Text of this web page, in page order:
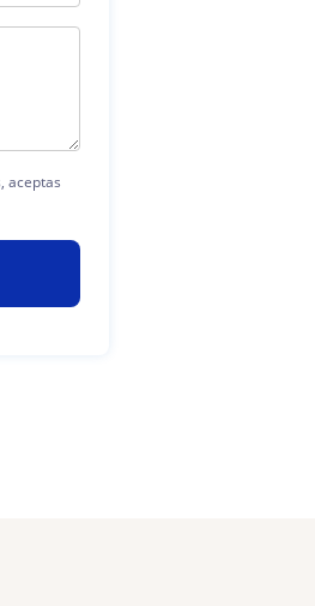
aceptas